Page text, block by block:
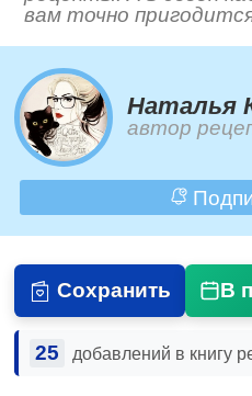
вам точно
Наталья
автор
Сохранить В
25 добавлений в книгу